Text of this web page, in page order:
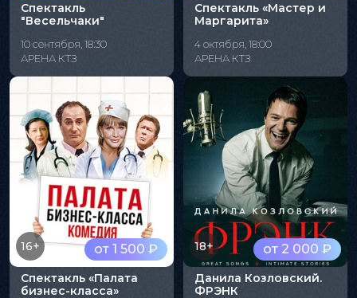
Спектакль
"Весельчаки"
10 сентября, 18:30
АРЕНА КТЗ
Спектакль «Мастер и
Маргарита»
4 октября, 18:00
АРЕНА КТЗ
от 1 500 ₽
16+
Спектакль «Палата
бизнес-класса»
от 2 000 ₽
18+
Данила Козловский.
ФРЭНК